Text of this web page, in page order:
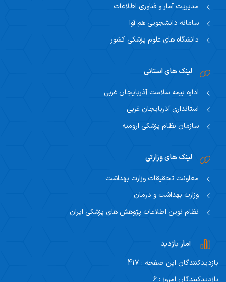
مدیریت آمار و فناوری اطلاعات
سامانه دانشجویی هم آوا
دانشگاه های علوم پزشکی کشور
لینک های استانی
اداره بیمه سلامت آذربایجان غربی
استانداری آذربایجان غربی
سازمان نظام پزشکی ارومیه
لینک های وزارتی
معاونت تحقیقات وزارت بهداشت
وزارت بهداشت و درمان
نظام نوین اطلاعات پژوهش های پزشکی ایران
آمار بازدید
بازدیدکنندگان این صفحه : 417
بازدیدکنندگان امروز : 6